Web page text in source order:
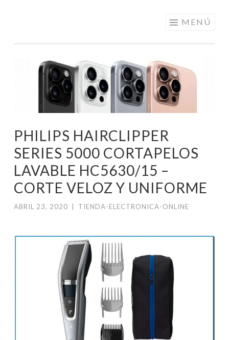
PRECIOS DE
ANDORRA
MENÚ
PHILIPS HAIRCLIPPER
SERIES 5000 CORTAPELOS
LAVABLE HC5630/15 –
CORTE VELOZ Y UNIFORME
ABRIL 23, 2020 TIENDA-ELECTRONICA-ONLINE